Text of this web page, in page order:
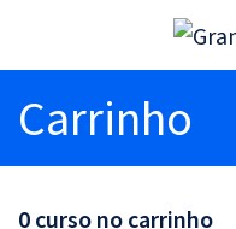
Carrinho
0 curso no carrinho